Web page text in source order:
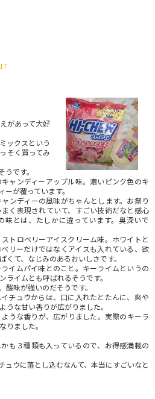
があって大好
ックスという
そく買ってみ
です。
ャンディーアップル味。濃いピンク色のキ
が覆っています。
ンディーの風味がちゃんとします。お祭り
く表現されていて、すごい技術だなと感心
味とは、たしかに違っています。奥深いで
トロベリーアイスクリーム味。ホワイトと
リーだけではなくアイスも入れている、欲
て、なじみのあるおいしさです。
イムパイ味とのこと。キーライムというの
ライムとも呼ばれるそうです。
酸味が強いのだそうです。
チュウからは、口に入れたとたんに、爽や
うな甘い香りが広がりました。
うな香りが、広がりました。実際のキーラ
りました。
も３種類も入っているので、お得感満載の
ュウに落とし込むなんて、本当にすごいなと